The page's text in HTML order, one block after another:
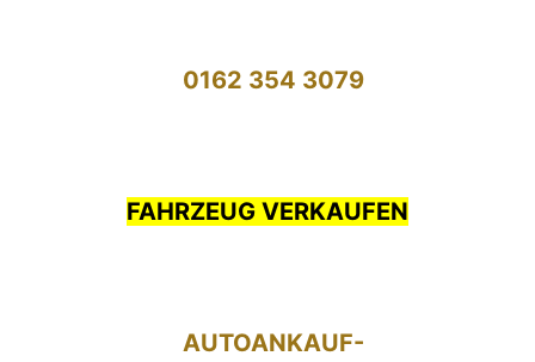
0162 354 3079
FAHRZEUG VERKAUFEN
AUTOANKAUF-